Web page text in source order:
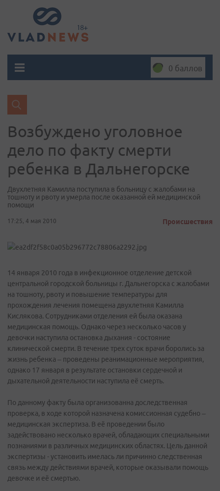
0 баллов
Возбуждено уголовное
дело по факту смерти
ребенка в Дальнегорске
Двухлетняя Камилла поступила в больницу с жалобами на
тошноту и рвоту и умерла после оказанной ей медицинской
помощи
17:25, 4 мая 2010 Происшествия
14 января 2010 года в инфекционное отделение детской
центральной городской больницы г. Дальнегорска с жалобами
на тошноту, рвоту и повышение температуры для
прохождения лечения помещена двухлетняя Камилла
Кислякова. Сотрудниками отделения ей была оказана
медицинская помощь. Однако через несколько часов у
девочки наступила остановка дыхания - состояние
клинической смерти. В течение трех суток врачи боролись за
жизнь ребенка – проведены реанимационные мероприятия,
однако 17 января в результате остановки сердечной и
дыхательной деятельности наступила её смерть.
По данному факту была организованна доследственная
проверка, в ходе которой назначена комиссионная судебно –
медицинская экспертиза. В её проведении было
задействовано несколько врачей, обладающих специальными
познаниями в различных медицинских областях. Цель данной
экспертизы - установить имелась ли причинно следственная
связь между действиями врачей, которые оказывали помощь
девочке и её смертью.